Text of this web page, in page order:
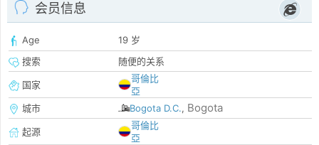
会员信息
Age
19 岁
搜索
随便的关系
国家
哥倫比
亞
城市
Bogota D.C., Bogota
起源
哥倫比
亞